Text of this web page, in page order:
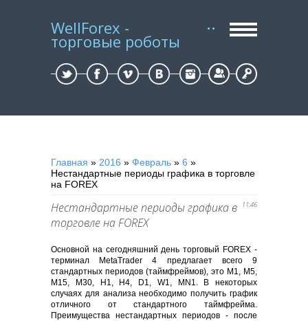
WellForex -
торговые роботы
Регистрация
Главная » 2016 » Февраль » 6 »
Нестандартные периоды графика в торговле
на FOREX
11:46
Нестандартные периоды графика в
торговле на FOREX
Основной на сегодняшний день торговый FOREX -
терминал MetaTrader 4 предлагает всего 9
стандартных периодов (таймфреймов), это М1, M5,
M15, M30, H1, H4, D1, W1, MN1. В некоторых
случаях для анализа необходимо получить график
отличного от стандартного таймфрейма.
Преимущества нестандартных периодов - после